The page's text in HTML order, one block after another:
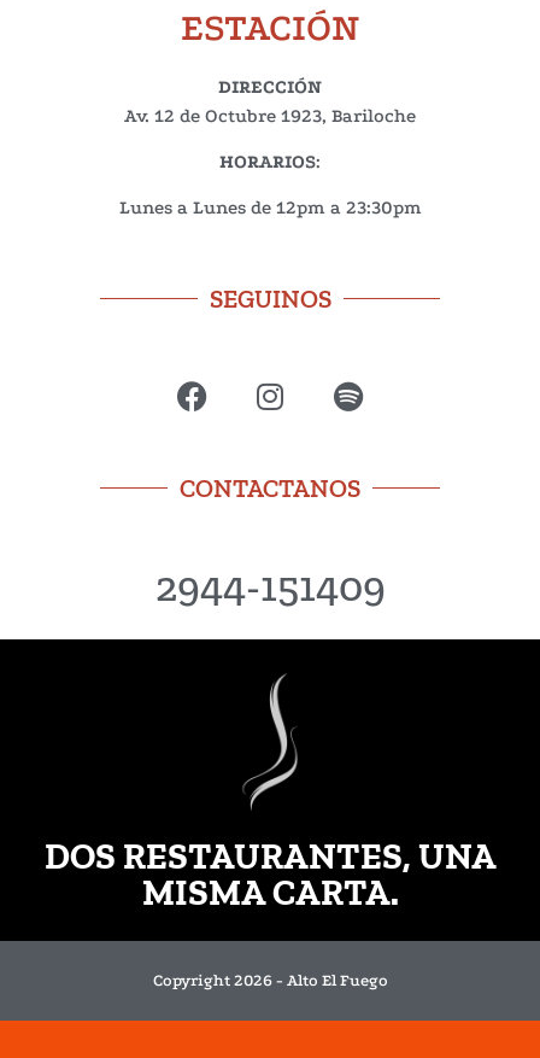
ESTACIÓN
DIRECCIÓN
Av. 12 de Octubre 1923, Bariloche
HORARIOS:
Lunes a Lunes de 12pm a 23:30pm
SEGUINOS
CONTACTANOS
2944-151409
DOS RESTAURANTES, UNA
MISMA CARTA.
Copyright 2026 - Alto El Fuego